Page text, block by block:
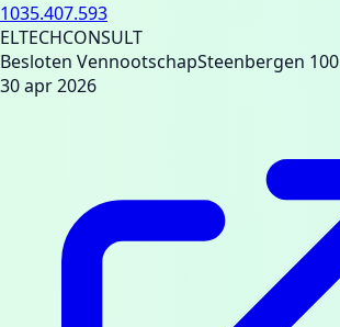
1035.407.593
ELTECHCONSULT
Besloten VennootschapSteenbergen 100
30 apr 2026